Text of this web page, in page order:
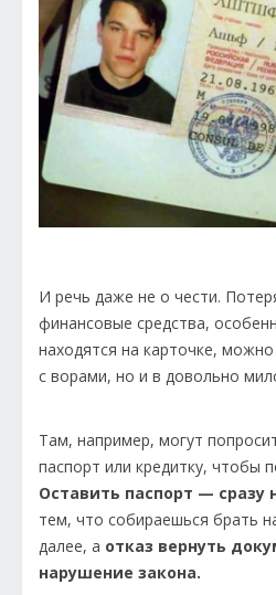
И речь даже не о чести.
финансовые средства,
находятся на карточке,
с ворами, но и в довольно
Там, например, могут
паспорт или кредитку, чтобы
Оставить паспорт — сразу
тем, что собираешься брать
далее, а отказ вернуть
нарушение закона.